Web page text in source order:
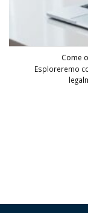
Come
Esploreremo